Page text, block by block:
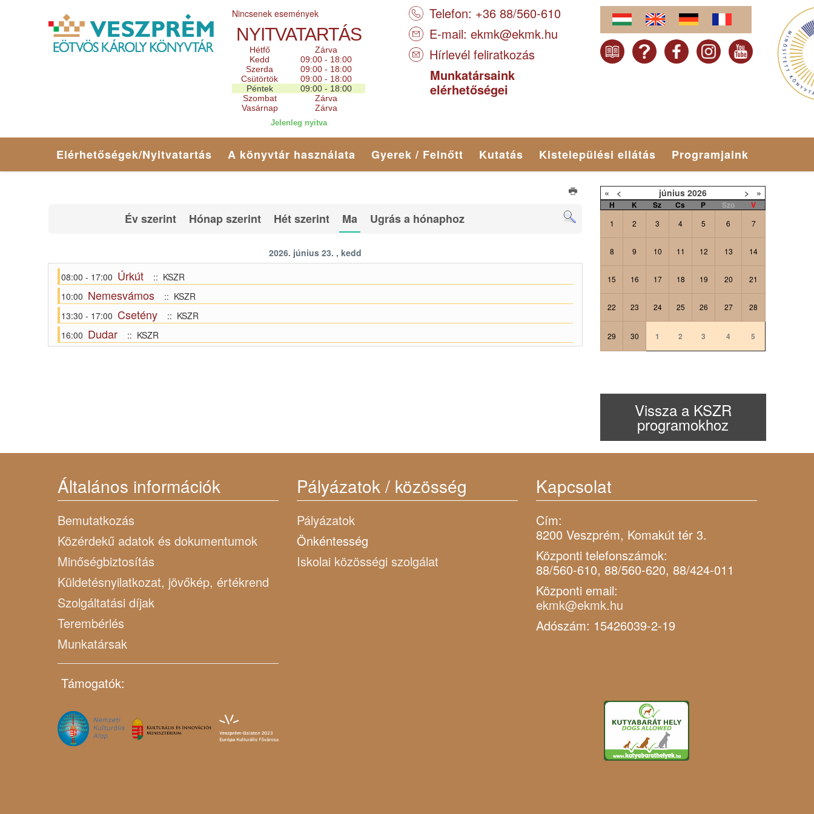
Nincsenek események
NYITVATARTÁS
Hétfő
Zárva
Kedd
09:00 - 18:00
Szerda
09:00 - 18:00
Csütörtök
09:00 - 18:00
Péntek
09:00 - 18:00
Szombat
Zárva
Vasárnap
Zárva
Jelenleg nyitva
Telefon: +36 88/560-610
E-mail: ekmk@ekmk.hu
Hírlevél feliratkozás
Munkatársaink
elérhetőségei
Elérhetőségek/Nyitvatartás A könyvtár használata Gyerek / Felnőtt Kutatás Kistelepülési ellátás Programjaink
Év szerint Hónap szerint Hét szerint Ma Ugrás a hónaphoz
2026. június 23. , kedd
08:00 - 17:00 Úrkút
:: KSZR
10:00 Nemesvámos
:: KSZR
13:30 - 17:00 Csetény
:: KSZR
16:00 Dudar :: KSZR
« < június 2026 > »
H K Sz Cs P Szo V
1 2 3 4 5 6 7
8 9 10 11 12 13 14
15 16 17 18 19 20 21
22 23 24 25 26 27 28
29 30 1 2 3 4 5
Vissza a KSZR
programokhoz
Általános információk
Bemutatkozás
Közérdekű adatok és dokumentumok
Minőségbiztosítás
Küldetésnyilatkozat, jövőkép, értékrend
Szolgáltatási díjak
Terembérlés
Munkatársak
Támogatók:
Pályázatok / közösség
Pályázatok
Önkéntesség
Iskolai közösségi szolgálat
Kapcsolat
Cím:
8200 Veszprém, Komakút tér 3.
Központi telefonszámok:
88/560-610, 88/560-620, 88/424-011
Központi email:
ekmk@ekmk.hu
Adószám: 15426039-2-19